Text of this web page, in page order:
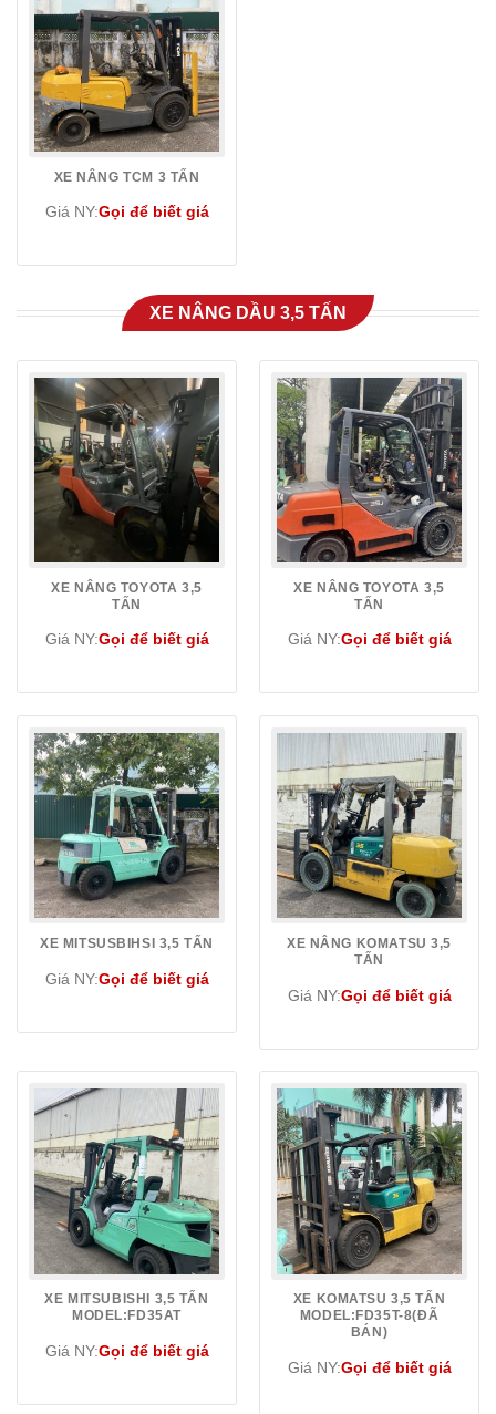
XE NÂNG TCM 3 TẤN
Giá NY:Gọi để biết giá
XE NÂNG DẦU 3,5 TẤN
XE NÂNG TOYOTA 3,5
TẤN
Giá NY:Gọi để biết giá
XE NÂNG TOYOTA 3,5
TẤN
Giá NY:Gọi để biết giá
XE MITSUSBIHSI 3,5 TẤN
Giá NY:Gọi để biết giá
XE NÂNG KOMATSU 3,5
TẤN
Giá NY:Gọi để biết giá
XE MITSUBISHI 3,5 TẤN
MODEL:FD35AT
Giá NY:Gọi để biết giá
XE KOMATSU 3,5 TẤN
MODEL:FD35T-8(ĐÃ
BÁN)
Giá NY:Gọi để biết giá